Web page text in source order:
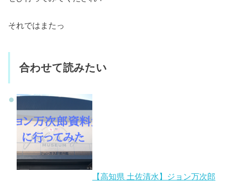
それではまたっ
合わせて読みたい
【高知県 土佐清水】ジョン万次郎